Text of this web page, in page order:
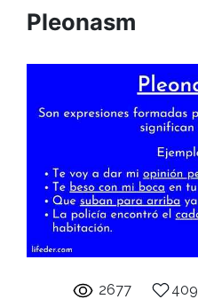
Pleonasm
2677 409